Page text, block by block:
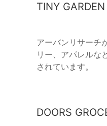
TINY
アーバンリサーチ
リー、アパレルな
されています。
DOORS